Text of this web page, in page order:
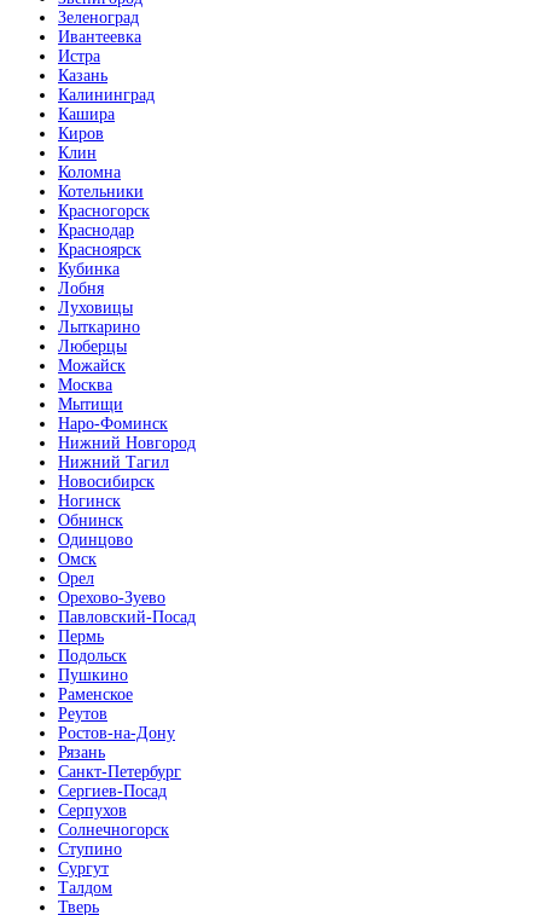
Зеленоград
Ивантеевка
Истра
Казань
Калининград
Кашира
Киров
Клин
Коломна
Котельники
Красногорск
Краснодар
Красноярск
Кубинка
Лобня
Луховицы
Лыткарино
Люберцы
Можайск
Москва
Мытищи
Наро-Фоминск
Нижний Новгород
Нижний Тагил
Новосибирск
Ногинск
Обнинск
Одинцово
Омск
Орел
Орехово-Зуево
Павловский-Посад
Пермь
Подольск
Пушкино
Раменское
Реутов
Ростов-на-Дону
Рязань
Санкт-Петербург
Сергиев-Посад
Серпухов
Солнечногорск
Ступино
Сургут
Талдом
Тверь